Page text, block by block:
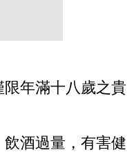
年滿十八歲之貴
酒過量，有害健